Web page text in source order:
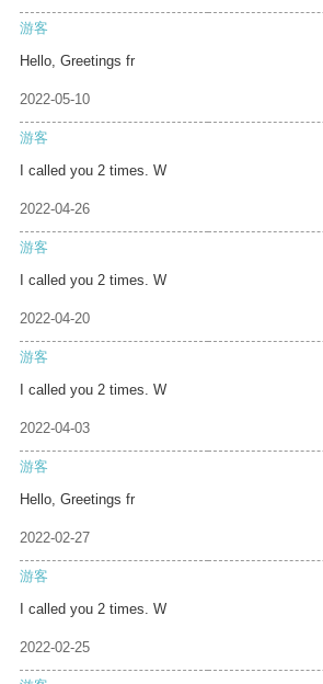
游客
Hello, Greetings fr
2022-05-10
游客
I called you 2 times. W
2022-04-26
游客
I called you 2 times. W
2022-04-20
游客
I called you 2 times. W
2022-04-03
游客
Hello, Greetings fr
2022-02-27
游客
I called you 2 times. W
2022-02-25